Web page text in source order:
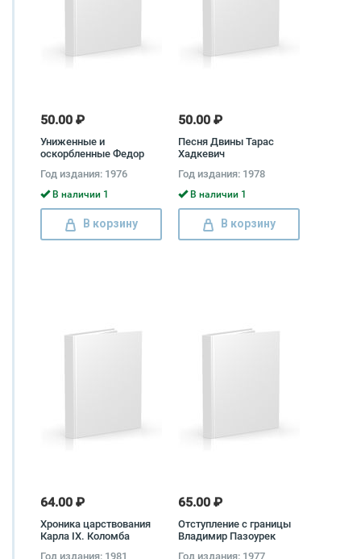
50.00 ₽
Униженные и
оскорбленные Федор
Год издания: 1976
В наличии 1
В корзину
50.00 ₽
Песня Двины Тарас
Хадкевич
Год издания: 1978
В наличии 1
В корзину
64.00 ₽
Хроника царствования
Карла IX. Коломба
Год издания: 1981
65.00 ₽
Отступление с границы
Владимир Пазоурек
Год издания: 1977